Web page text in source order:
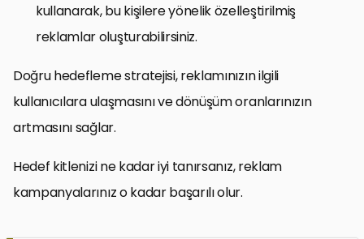
kullanarak, bu kişilere yönelik özelleştirilmiş
reklamlar oluşturabilirsiniz.
Doğru hedefleme stratejisi, reklamınızın ilgili
kullanıcılara ulaşmasını ve dönüşüm oranlarınızın
artmasını sağlar.
Hedef kitlenizi ne kadar iyi tanırsanız, reklam
kampanyalarınız o kadar başarılı olur.